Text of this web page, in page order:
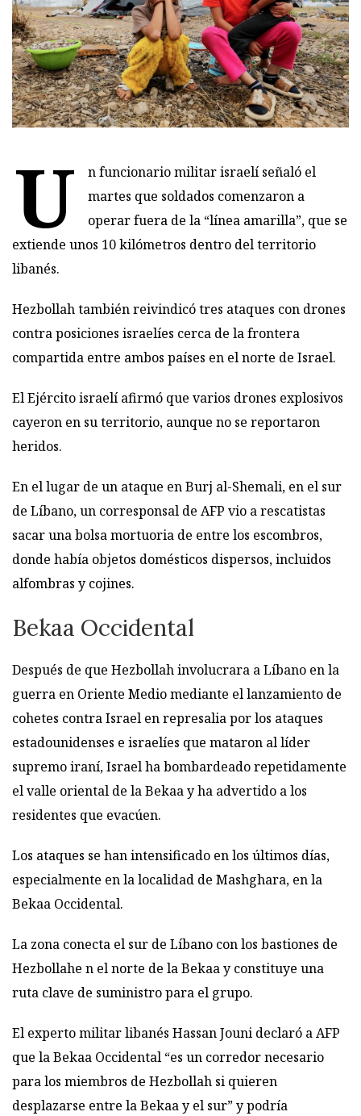
U
n funcionario militar israelí señaló el
martes que soldados comenzaron a
operar fuera de la “línea amarilla”, que se
extiende unos 10 kilómetros dentro del territorio
libanés.
Hezbollah también reivindicó tres ataques con drones
contra posiciones israelíes cerca de la frontera
compartida entre ambos países en el norte de Israel.
El Ejército israelí afirmó que varios drones explosivos
cayeron en su territorio, aunque no se reportaron
heridos.
En el lugar de un ataque en Burj al-Shemali, en el sur
de Líbano, un corresponsal de AFP vio a rescatistas
sacar una bolsa mortuoria de entre los escombros,
donde había objetos domésticos dispersos, incluidos
alfombras y cojines.
Bekaa Occidental
Después de que Hezbollah involucrara a Líbano en la
guerra en Oriente Medio mediante el lanzamiento de
cohetes contra Israel en represalia por los ataques
estadounidenses e israelíes que mataron al líder
supremo iraní, Israel ha bombardeado repetidamente
el valle oriental de la Bekaa y ha advertido a los
residentes que evacúen.
Los ataques se han intensificado en los últimos días,
especialmente en la localidad de Mashghara, en la
Bekaa Occidental.
La zona conecta el sur de Líbano con los bastiones de
Hezbollahe n el norte de la Bekaa y constituye una
ruta clave de suministro para el grupo.
El experto militar libanés Hassan Jouni declaró a AFP
que la Bekaa Occidental “es un corredor necesario
para los miembros de Hezbollah si quieren
desplazarse entre la Bekaa y el sur” y podría